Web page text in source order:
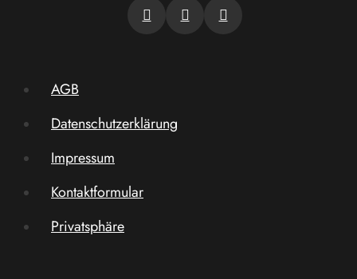
AGB
Datenschutzerklärung
Impressum
Kontaktformular
Privatsphäre